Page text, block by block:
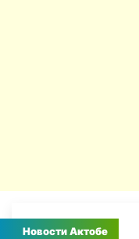
Новости Актобе